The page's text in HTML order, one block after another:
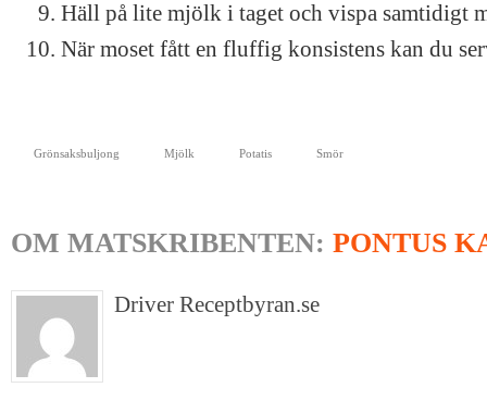
Häll på lite mjölk i taget och vispa samtidigt
När moset fått en fluffig konsistens kan du
Grönsaksbuljong Mjölk Potatis Smör
OM MATSKRIBENTEN: PONTUS
Driver Receptbyran.se